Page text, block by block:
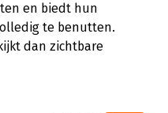
en biedt hun
te benutten.
dan zichtbare